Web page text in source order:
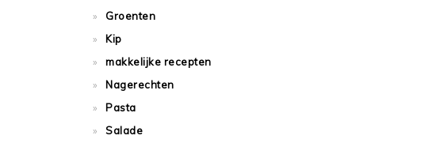
Groenten
Kip
makkelijke recepten
Nagerechten
Pasta
Salade